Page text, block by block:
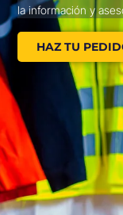
la información y
HAZ TU